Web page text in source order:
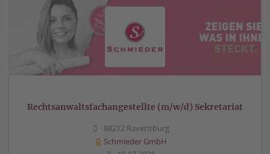
Rechtsanwaltsfachangestellte (m/w/d) Sekretariat
88212 Ravensburg
Schmieder GmbH